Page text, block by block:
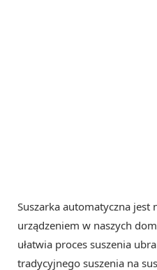
Suszarka automatyczna jest
urządzeniem w naszych
ułatwia proces suszenia
tradycyjnego suszenia na